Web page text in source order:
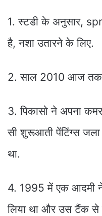
1. स्टडी के अनुसार,
है, नशा उतारने के लिए.
2. साल 2010 आज तक
3. पिकासो ने अपना
सी शुरूआती पेंटिंग्स जला
था.
4. 1995 में एक आदमी ने
लिया था और उस टैंक से